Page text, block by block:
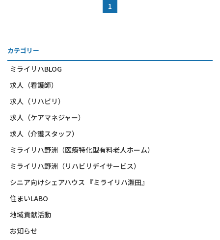
1
カテゴリー
ミライリハBLOG
求人（看護師）
求人（リハビリ）
求人（ケアマネジャー）
求人（介護スタッフ）
ミライリハ野洲（医療特化型有料老人ホーム）
ミライリハ野洲（リハビリデイサービス）
シニア向けシェアハウス 『ミライリハ瀬田』
住まいLABO
地域貢献活動
お知らせ